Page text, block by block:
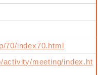
70/index70.html
activity/meeting/index.ht